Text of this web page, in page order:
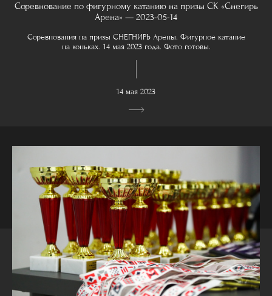
Соревнование по фигурному катанию на призы СК «Снегирь
Арена» — 2023-05-14
Соревнования на призы СНЕГНИРЬ Арены. Фигурное катание
на коньках. 14 мая 2023 года. Фото готовы.
14 мая 2023